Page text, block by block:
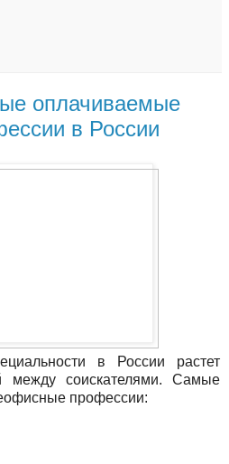
оплачиваемые
в России
в России растет
между соискателями. Самые
профессии: